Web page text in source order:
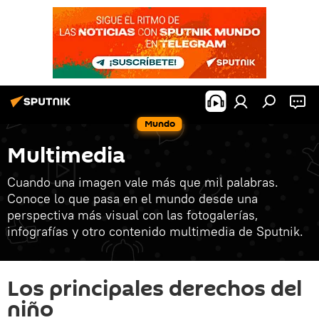
Mundo
Multimedia
Cuando una imagen vale más que mil palabras.
Conoce lo que pasa en el mundo desde una
perspectiva más visual con las fotogalerías,
infografías y otro contenido multimedia de Sputnik.
Los principales derechos del
niño